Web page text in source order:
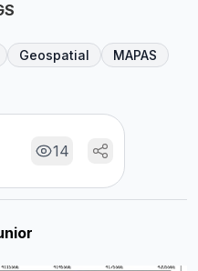
Geospatial
MAPAS
14